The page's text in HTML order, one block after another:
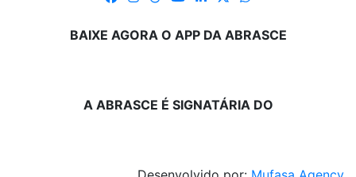
BAIXE AGORA O APP DA ABRASCE
A ABRASCE É SIGNATÁRIA DO